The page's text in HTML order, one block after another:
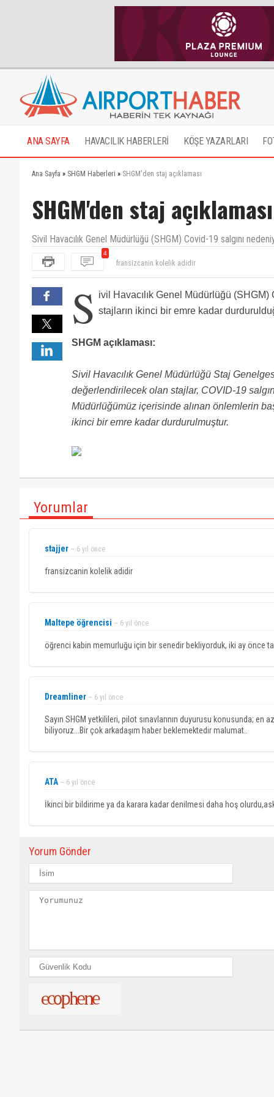
ANA SAYFA HAVACILIK HABERLERİ KÖŞE YAZARLARI
Ana Sayfa » SHGM Haberleri » SHGM'den staj açıklaması
SHGM'den staj açıklaması
Sivil Havacılık Genel Müdürlüğü (SHGM) Covid-19 salgını
4
öğrenci kabin memurluğu için bir senedir
Sayın SHGM yetkilileri, pilot sınavlarının duyurusu
İkinci bir bildirime ya da karara kadar denilmesi
S ivil Havacılık Genel Müdürlüğü (SHGM)
stajların ikinci bir emre kadar
SHGM açıklaması:
Sivil Havacılık Genel Müdürlüğü Staj
değerlendirilecek olan stajlar, COVID-19
Müdürlüğümüz içerisinde alınan önlemlerin
ikinci bir emre kadar durdurulmuştur.
Yorumlar
stajjer ~ 6 yıl önce
fransizcanin kolelik adidir
Maltepe öğrencisi ~ 6 yıl önce
öğrenci kabin memurluğu için bir senedir bekliyorduk, iki ay önce
Dreamliner ~ 6 yıl önce
Sayın SHGM yetkilileri, pilot sınavlarının duyurusu konusunda;
biliyoruz...Bir çok arkadaşım haber beklemektedir malumat..
ATA ~ 6 yıl önce
İkinci bir bildirime ya da karara kadar denilmesi daha hoş
Yorum Gönder